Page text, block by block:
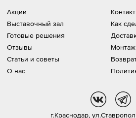
Акции
Выставочный зал
Готовые решения
Отзывы
Статьи и советы
О нас
Как
Монтаж
г.Краснодар, vk tg